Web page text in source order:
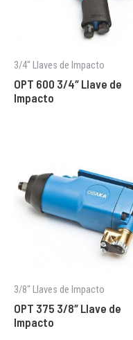
3/4" Llaves de Impacto
OPT 600 3/4″ Llave de
Impacto
3/8" Llaves de Impacto
OPT 375 3/8″ Llave de
Impacto